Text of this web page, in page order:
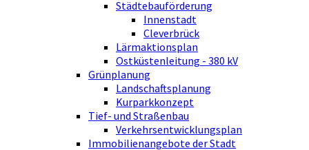
Städtebauförderung
Innenstadt
Cleverbrück
Lärmaktionsplan
Ostküstenleitung - 380 kV
Grünplanung
Landschaftsplanung
Kurparkkonzept
Tief- und Straßenbau
Verkehrsentwicklungsplan
Immobilienangebote der Stadt